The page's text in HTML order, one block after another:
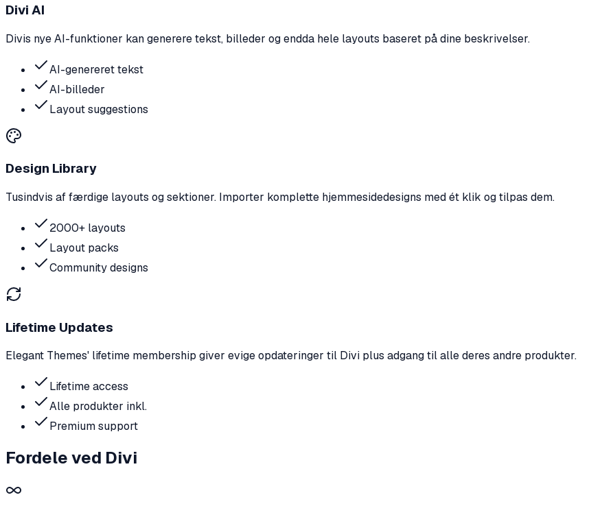
Divi AI
Divis nye AI-funktioner kan generere tekst, billeder og endda hele layouts baseret på dine beskrivelser.
AI-genereret tekst
AI-billeder
Layout suggestions
Design Library
Tusindvis af færdige layouts og sektioner. Importer komplette hjemmesidedesigns med ét klik og tilpas dem.
2000+ layouts
Layout packs
Community designs
Lifetime Updates
Elegant Themes' lifetime membership giver evige opdateringer til Divi plus adgang til alle deres andre produkter.
Lifetime access
Alle produkter inkl.
Premium support
Fordele ved Divi